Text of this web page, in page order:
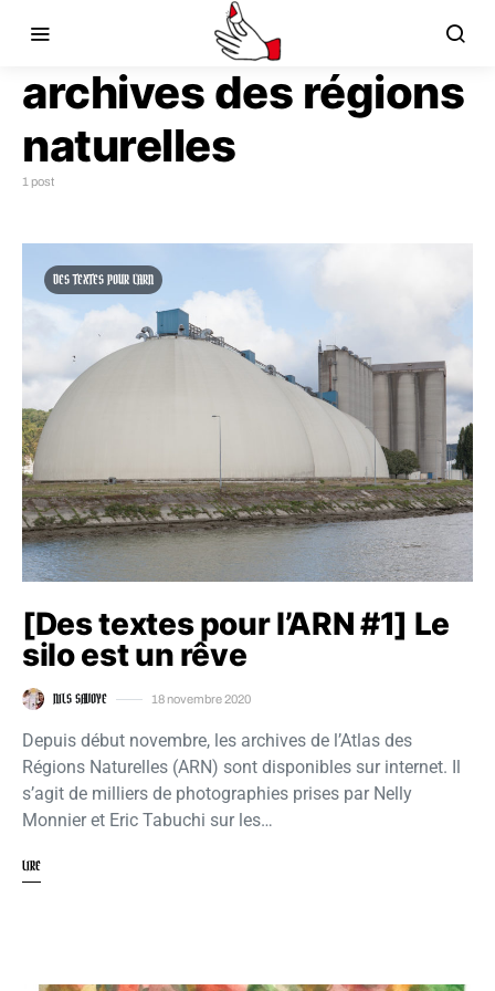
archives des régions
naturelles
1 post
DES TEXTES POUR L'ARN
[Des textes pour l’ARN #1] Le
silo est un rêve
NILS SAVOYE 18 novembre 2020
Depuis début novembre, les archives de l’Atlas des
Régions Naturelles (ARN) sont disponibles sur internet. Il
s’agit de milliers de photographies prises par Nelly
Monnier et Eric Tabuchi sur les…
LIRE